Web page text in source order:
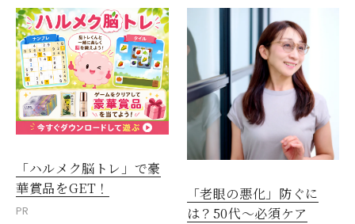
「ハルメク脳トレ」で豪
華賞品をGET！
PR
「老眼の悪化」防ぐに
は？50代～必須ケア